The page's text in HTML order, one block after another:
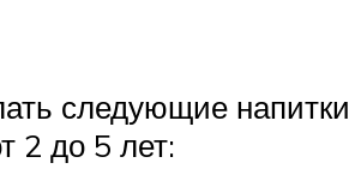
следующие напитки
2 до 5 лет: